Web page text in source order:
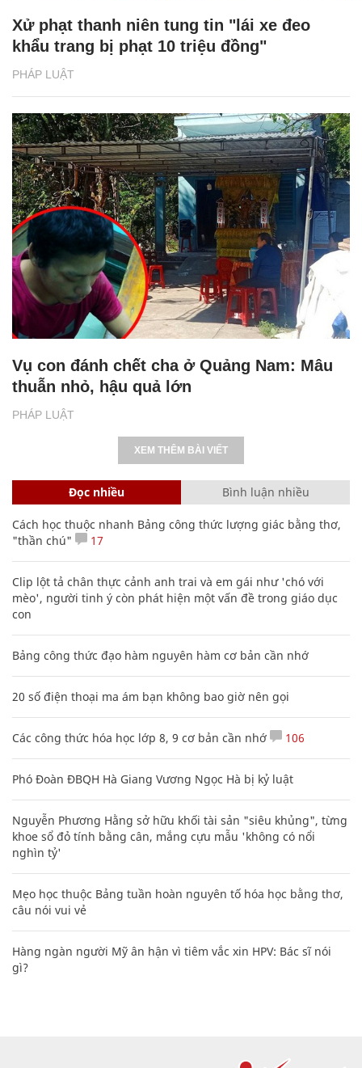
PHÁP LUẬT
Xử phạt thanh niên tung tin "lái xe đeo
khẩu trang bị phạt 10 triệu đồng"
PHÁP LUẬT
Vụ con đánh chết cha ở Quảng Nam: Mâu
thuẫn nhỏ, hậu quả lớn
XEM THÊM BÀI VIẾT
Đọc nhiều Bình luận nhiều
Cách học thuộc nhanh Bảng công thức lượng giác bằng thơ,
"thần chú"
17
Clip lột tả chân thực cảnh anh trai và em gái như 'chó với
mèo', người tinh ý còn phát hiện một vấn đề trong giáo dục
con
Bảng công thức đạo hàm nguyên hàm cơ bản cần nhớ
20 số điện thoại ma ám bạn không bao giờ nên gọi
Các công thức hóa học lớp 8, 9 cơ bản cần nhớ 106
Phó Đoàn ĐBQH Hà Giang Vương Ngọc Hà bị kỷ luật
Nguyễn Phương Hằng sở hữu khối tài sản "siêu khủng", từng
khoe sổ đỏ tính bằng cân, mắng cựu mẫu 'không có nổi
nghìn tỷ'
Mẹo học thuộc Bảng tuần hoàn nguyên tố hóa học bằng thơ,
câu nói vui vẻ
Hàng ngàn người Mỹ ân hận vì tiêm vắc xin HPV: Bác sĩ nói
gì?